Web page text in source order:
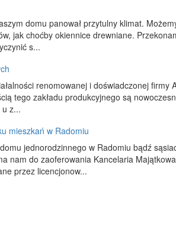
domu panował przytulny klimat.
jak choćby okiennice drewniane.
s...
renomowanej i doświadczonej
tego zakładu produkcyjnego są
z...
mieszkań w Radomiu
jednorodzinnego w Radomiu bądź
nam do zaoferowania Kancelaria
przez licencjonow...